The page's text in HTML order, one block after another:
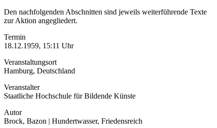
Den nachfolgenden Abschnitten sind jeweils weiterführende Texte
zur Aktion angegliedert.
Termin
18.12.1959, 15:11 Uhr
Veranstaltungsort
Hamburg, Deutschland
Veranstalter
Staatliche Hochschule für Bildende Künste
Autor
Brock, Bazon | Hundertwasser, Friedensreich